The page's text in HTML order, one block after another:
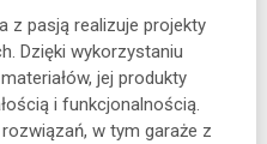
z pasją realizuje projekty
Dzięki wykorzystaniu
jej produkty
i funkcjonalnością.
w tym garaże z